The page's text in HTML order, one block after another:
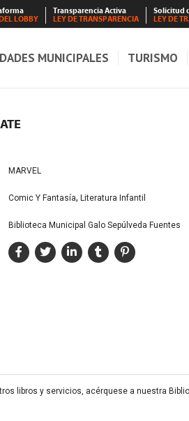
LOBBY
Transparencia Activa
LEY DE TRANSPARENCIA
Solicitud
LEY DE
MUNICIPALES TURISMO
MARVEL
Comic Y Fantasía, Literatura Infantil
Biblioteca Municipal Galo Sepúlveda Fuentes
libros y servicios, acérquese a nuestra